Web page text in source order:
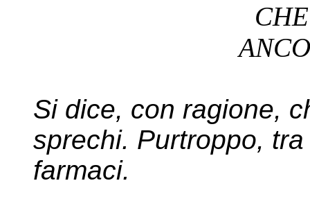
Si dice, con ragione,
sprechi. Purtroppo,
farmaci.